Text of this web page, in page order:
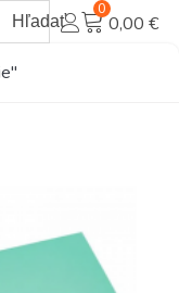
Hľadať
0
0,00 €